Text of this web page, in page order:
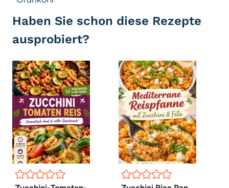
Haben Sie schon diese Rezepte
ausprobiert?